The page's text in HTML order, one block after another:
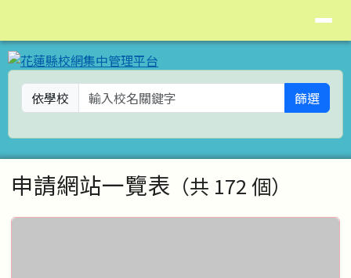
依學校 篩選
主內容區域
申請網站一覽表 （共 172 個）
頁尾區域